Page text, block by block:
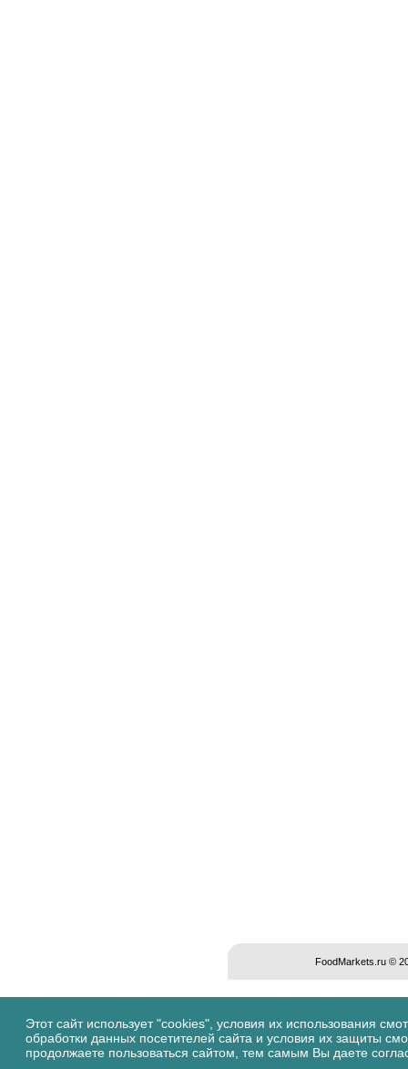
Этот сайт использует "cookies", условия их использования
обработки данных посетителей сайта и условия их защиты
продолжаете пользоваться сайтом, тем самым Вы даете
FoodMarkets.ru ©